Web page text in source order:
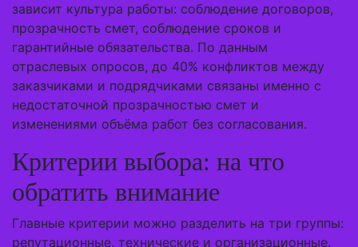
зависит культура работы: соблюдение договоров,
прозрачность смет, соблюдение сроков и
гарантийные обязательства. По данным
отраслевых опросов, до 40% конфликтов между
заказчиками и подрядчиками связаны именно с
недостаточной прозрачностью смет и
изменениями объёма работ без согласования.
Критерии выбора: на что
обратить внимание
Главные критерии можно разделить на три группы:
репутационные, технические и организационные.